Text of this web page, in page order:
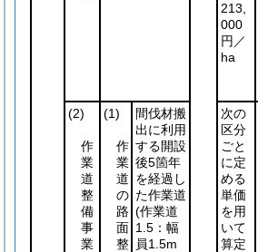
213,
000
円／
ha
(2)
作
業
道
整
備
事
業
(1)
作
業
道
の
路
面
整
間伐材搬
出に利用
する開設
後5箇年
を経過し
た作業道
(作業道
1.5：幅
員1.5m
次の
区分
ごと
に定
める
単価
を用
いて
算定